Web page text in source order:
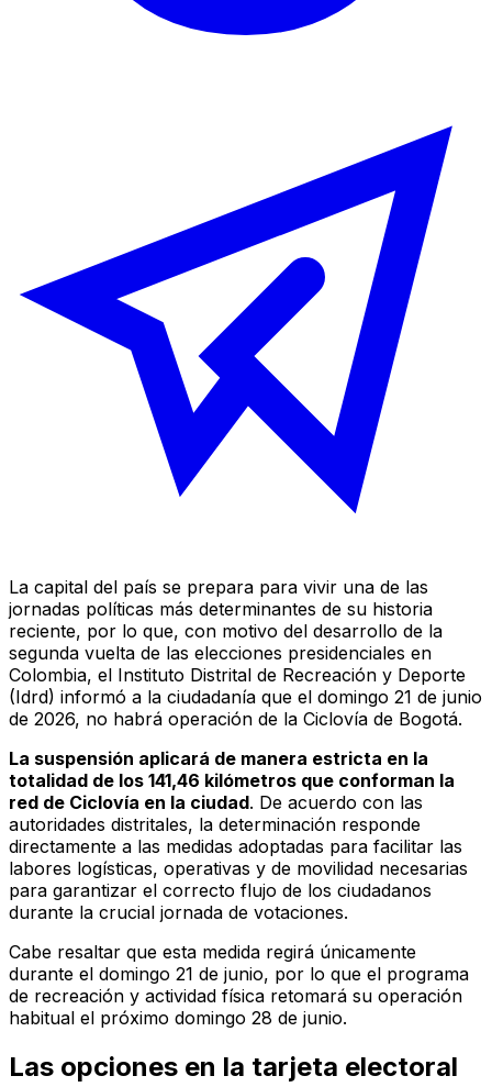
La capital del país se prepara para vivir una de las
jornadas políticas más determinantes de su historia
reciente, por lo que, con motivo del desarrollo de la
segunda vuelta de las elecciones presidenciales en
Colombia, el Instituto Distrital de Recreación y Deporte
(Idrd) informó a la ciudadanía que el domingo 21 de junio
de 2026, no habrá operación de la Ciclovía de Bogotá.
La suspensión aplicará de manera estricta en la
totalidad de los 141,46 kilómetros que conforman la
red de Ciclovía en la ciudad. De acuerdo con las
autoridades distritales, la determinación responde
directamente a las medidas adoptadas para facilitar las
labores logísticas, operativas y de movilidad necesarias
para garantizar el correcto flujo de los ciudadanos
durante la crucial jornada de votaciones.
Cabe resaltar que esta medida regirá únicamente
durante el domingo 21 de junio, por lo que el programa
de recreación y actividad física retomará su operación
habitual el próximo domingo 28 de junio.
Las opciones en la tarjeta electoral